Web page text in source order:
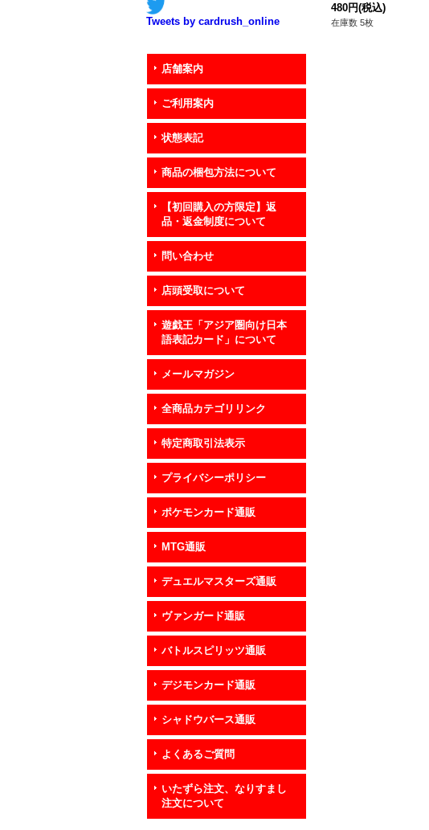
Tweets by cardrush_online
店舗案内
ご利用案内
状態表記
商品の梱包方法について
【初回購入の方限定】返
品・返金制度について
問い合わせ
店頭受取について
遊戯王「アジア圏向け日本
語表記カード」について
メールマガジン
全商品カテゴリリンク
特定商取引法表示
プライバシーポリシー
ポケモンカード通販
MTG通販
デュエルマスターズ通販
ヴァンガード通販
バトルスピリッツ通販
デジモンカード通販
シャドウバース通販
よくあるご質問
いたずら注文、なりすまし
注文について
{306-054}《罠》
480円(税込)
在庫数 5枚